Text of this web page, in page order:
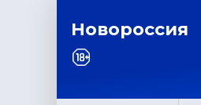
Новороссия